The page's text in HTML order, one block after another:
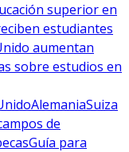
superior en
estudiantes
aumentan
sobre estudios en
AlemaniaSuiza
de
Guía para